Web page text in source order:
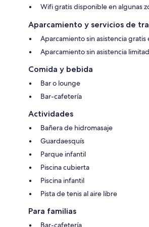
Wifi gratis disponible en algunas
Aparcamiento y servicios de
Aparcamiento sin asistencia gratis
Aparcamiento sin asistencia
Comida y bebida
Bar o lounge
Bar-cafetería
Actividades
Bañera de hidromasaje
Guardaesquís
Parque infantil
Piscina cubierta
Piscina infantil
Pista de tenis al aire libre
Para familias
Bar-cafetería